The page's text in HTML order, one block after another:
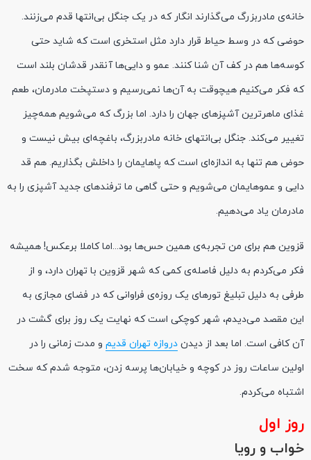
خانه‌ی مادربزرگ می‌گذارند انگار که در یک جنگل بی‌انتها قدم ‌می‌زنند.
حوضی که در وسط حیاط قرار دارد مثل استخری است که شاید حتی
کوسه‌ها هم در کف آن شنا کنند. عمو و دایی‌ها آنقدر قدشان بلند است
که فکر می‌کنیم هیچوقت به آن‌ها نمی‌رسیم و دستپخت مادرمان، طعم
غذای ماهرترین آشپزهای جهان را دارد. اما بزرگ که می‌شویم همه‌چیز
تغییر می‌کند. جنگل بی‌انتهای خانه مادربزرگ، باغچه‌ای بیش نیست و
حوض هم تنها به اندازه‌ای است که پاهایمان را داخلش بگذاریم. هم قد
دایی و عموهایمان می‌شویم و حتی گاهی ما ترفندهای جدید آشپزی را به
مادرمان یاد می‌دهیم.
قزوین هم برای من تجربه‌ی همین حس‌ها بود...اما کاملا برعکس! همیشه
فکر می‌کردم به دلیل فاصله‌ی کمی که شهر قزوین با تهران دارد، و از
طرفی به دلیل تبلیغ تورهای یک روزه‌ی فراوانی که در فضای مجازی به
این مقصد می‌دیدم، شهر کوچکی است که نهایت یک روز برای گشت در
آن کافی است. اما بعد از دیدن دروازه تهران قدیم و مدت زمانی را در
اولین ساعات روز در کوچه و خیابان‌ها پرسه زدن، متوجه شدم که سخت
اشتباه می‌کردم.
روز اول
خواب و رویا